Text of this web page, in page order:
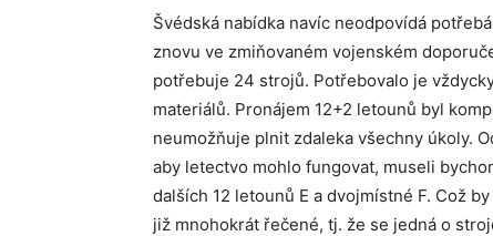
Švédská nabídka navíc neodpovídá
znovu ve zmiňovaném vojenském
potřebuje 24 strojů. Potřebovalo je
materiálů. Pronájem 12+2 letounů byl
neumožňuje plnit zdaleka všechny úkoly.
aby letectvo mohlo fungovat, museli
dalších 12 letounů E a dvojmístné F. Což
již mnohokrát řečené, tj. že se jedná o